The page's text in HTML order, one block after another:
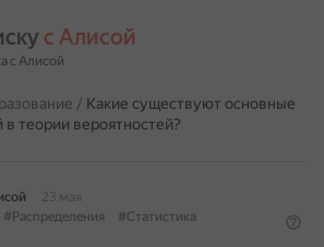
с Алисой
с Алисой
/ Какие существуют основные
теории вероятностей?
23 мая
#Распределения
#Статистика